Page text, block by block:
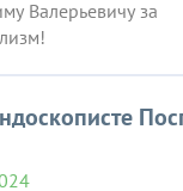
Валерьевичу за